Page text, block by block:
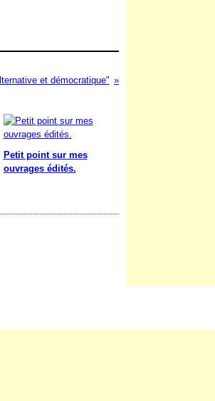
et démocratique"
Petit point sur mes
ouvrages édités.